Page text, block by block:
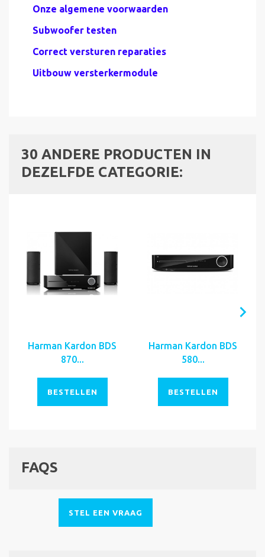
Onze algemene voorwaarden
Subwoofer testen
Correct versturen reparaties
Uitbouw versterkermodule
30 ANDERE PRODUCTEN IN
DEZELFDE CATEGORIE:
Harman Kardon BDS
870...
BESTELLEN
Harman Kardon BDS
580...
BESTELLEN
FAQS
STEL EEN VRAAG